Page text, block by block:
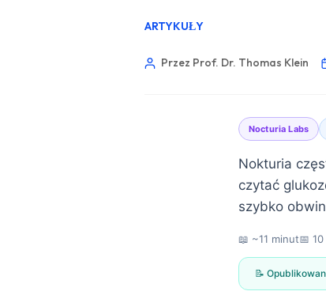
ARTYKUŁY
Przez Prof. Dr. Thomas Klein
Nocturia Labs
Nokturia
czytać
szybko
📖 ~11 minut📅
📝